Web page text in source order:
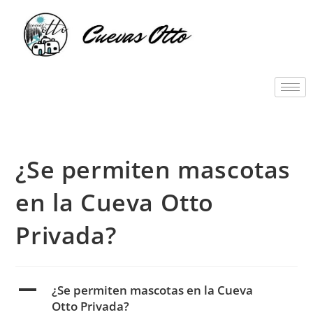
¿Se permiten mascotas
en la Cueva Otto
Privada?
A
¿Se permiten mascotas en la Cueva
Otto Privada?